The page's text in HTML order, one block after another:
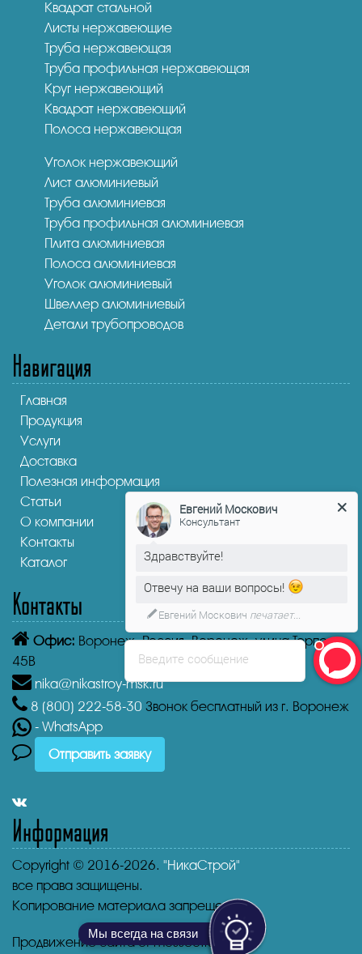
Квадрат стальной
Листы нержавеющие
Труба нержавеющая
Труба профильная нержавеющая
Круг нержавеющий
Квадрат нержавеющий
Полоса нержавеющая
Уголок нержавеющий
Лист алюминиевый
Труба алюминиевая
Труба профильная алюминиевая
Плита алюминиевая
Полоса алюминиевая
Уголок алюминиевый
Швеллер алюминиевый
Детали трубопроводов
Навигация
Главная
Продукция
Услуги
Доставка
Полезная информация
Статьи
О компании
Контакты
Каталог
Контакты
Офис: Воронеж,Россия, Воронеж, улица Торпедо,
45В
nika@nikastroy-msk.ru
8 (800) 222-58-30 Звонок бесплатный из г. Воронеж
- WhatsApp
Отправить заявку
Информация
Copyright © 2016-2026. "НикаСтрой"
все права защищены.
Копирование материала запрещено.
Продвижение сайта от mosseo.ru
Мы всегда на связи
Введите сообщение
Евгений Москович
Консультант
Здравствуйте!
Отвечу на ваши вопросы!
Евгений Москович печатает...